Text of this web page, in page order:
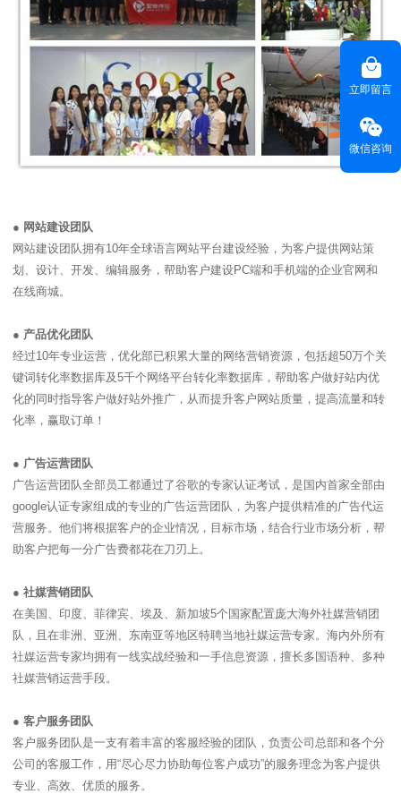
● 网站建设团队
网站建设团队拥有10年全球语言网站平台建设经验，为客户提供网站策
划、设计、开发、编辑服务，帮助客户建设PC端和手机端的企业官网和
在线商城。
● 产品优化团队
经过10年专业运营，优化部已积累大量的网络营销资源，包括超50万个关
键词转化率数据库及5千个网络平台转化率数据库，帮助客户做好站内优
化的同时指导客户做好站外推广，从而提升客户网站质量，提高流量和转
化率，赢取订单！
● 广告运营团队
广告运营团队全部员工都通过了谷歌的专家认证考试，是国内首家全部由
google认证专家组成的专业的广告运营团队，为客户提供精准的广告代运
营服务。他们将根据客户的企业情况，目标市场，结合行业市场分析，帮
助客户把每一分广告费都花在刀刃上。
● 社媒营销团队
在美国、印度、菲律宾、埃及、新加坡5个国家配置庞大海外社媒营销团
队，且在非洲、亚洲、东南亚等地区特聘当地社媒运营专家。海内外所有
社媒运营专家均拥有一线实战经验和一手信息资源，擅长多国语种、多种
社媒营销运营手段。
● 客户服务团队
客户服务团队是一支有着丰富的客服经验的团队，负责公司总部和各个分
公司的客服工作，用“尽心尽力协助每位客户成功”的服务理念为客户提供
专业、高效、优质的服务。
立即留言
微信咨询